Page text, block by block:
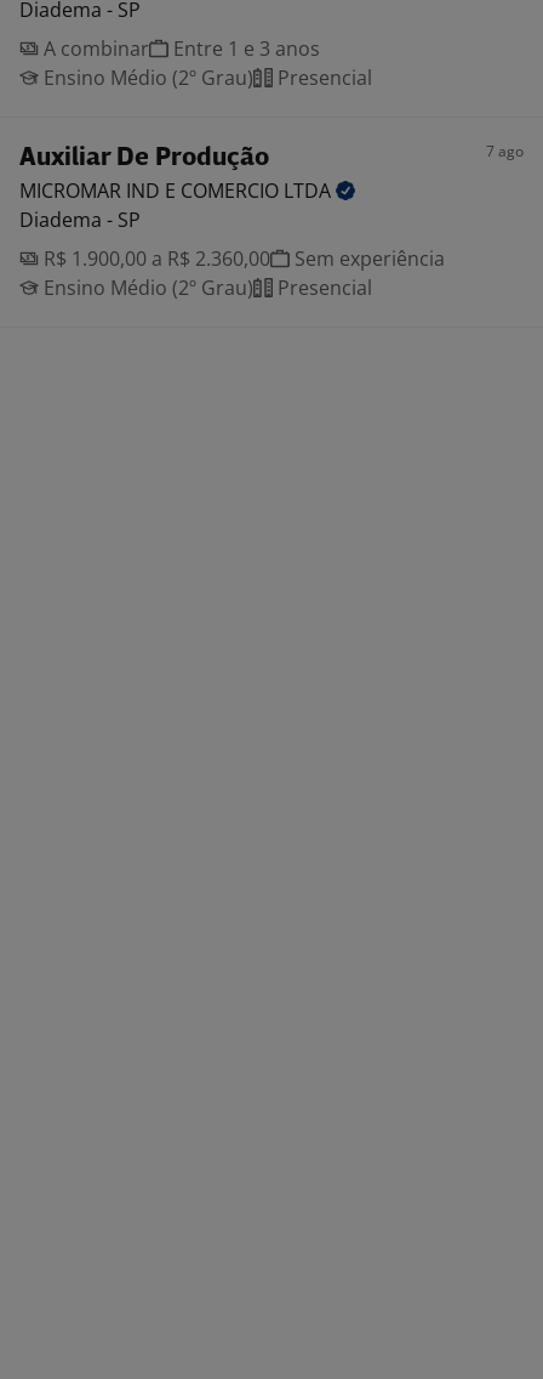
Diadema - SP
A combinar
Entre 1 e 3 anos
Ensino Médio (2º Grau)
Presencial
Auxiliar De Produção 7 ago
MICROMAR IND E COMERCIO LTDA
Diadema - SP
R$ 1.900,00 a R$ 2.360,00
Sem experiência
Ensino Médio (2º Grau)
Presencial